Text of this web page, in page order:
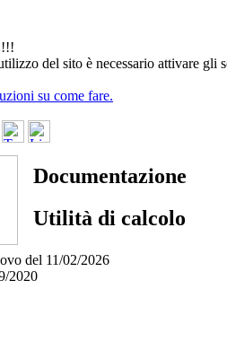
del sito è necessario attivare gli
su come fare.
Documentazione
Utilità di calcolo
del 11/02/2026
2020